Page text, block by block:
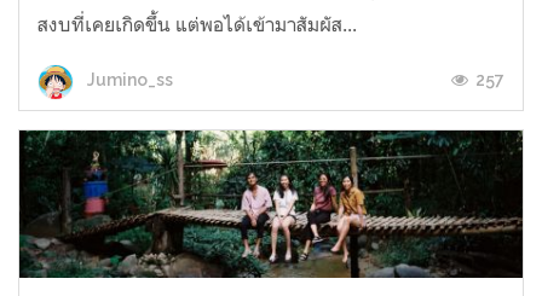
สงบที่เคยเกิดขึ้น แต่พอได้เข้ามาสัมผัส...
Jumino_ss 257